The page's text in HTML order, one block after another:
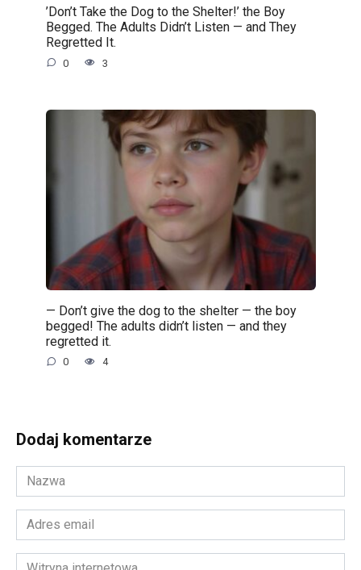
’Don’t Take the Dog to the Shelter!’ the Boy
Begged. The Adults Didn’t Listen — and They
Regretted It.
0 3
— Don’t give the dog to the shelter — the boy
begged! The adults didn’t listen — and they
regretted it.
0 4
Dodaj komentarze
Nazwa
*
Adres
email
*Witryna